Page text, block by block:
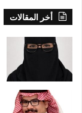
أخر المقالات